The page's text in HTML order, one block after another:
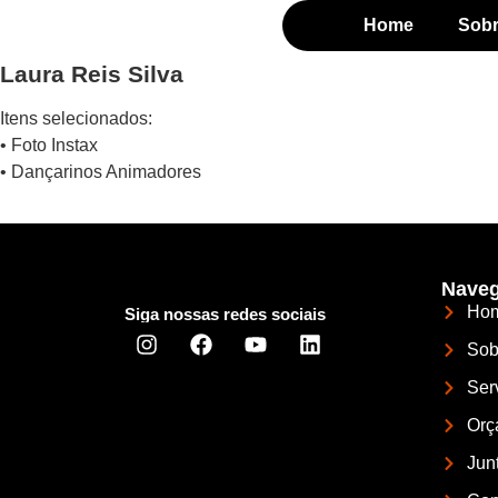
Home
Laura Reis Silva
Itens selecionados:
• Foto Instax
• Dançarinos Animadores
Siga nossas redes sociais